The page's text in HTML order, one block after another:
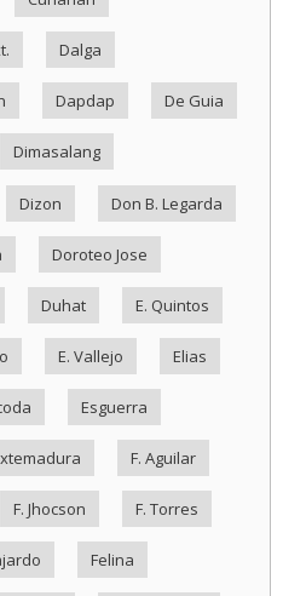
Dalga
Dapdap De Guia
Dimasalang
Dizon Don B. Legarda
Doroteo Jose
Duhat E. Quintos
E. Vallejo Elias
Esguerra
F. Aguilar
F. Jhocson F. Torres
Felina